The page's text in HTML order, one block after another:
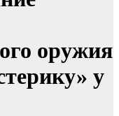
оружия
у